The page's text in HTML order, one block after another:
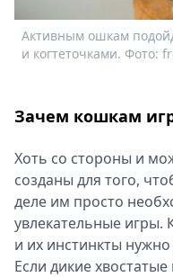
Скачай
Metro
Активным ошкам
и когтеточками. Фото:
Зачем кошкам
Хоть со стороны и
созданы для того,
деле им просто
увлекательные
и их инстинкты
Если дикие